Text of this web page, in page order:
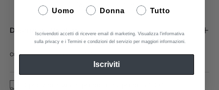
Aggiungi ai Preferiti
Descrizione Prodotto
COLLEZIONE: PRIMAVERA ESTATE
Uomo Donna Tutto
Iscrivendoti accetti di ricevere email di marketing. Visualizza l'informativa
sulla privacy e i Termini e condizioni del servizio per maggiori informazioni.
Iscriviti